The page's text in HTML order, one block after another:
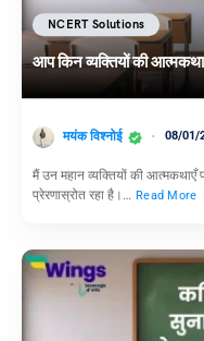
NCERT Solutions
आप किन व्यक्तियों की
मयंक विश्नोई 08/01/
मैं उन महान व्यक्तियों की आत्मकथाएँ
प्रेरणास्रोत रहा है।… Read More